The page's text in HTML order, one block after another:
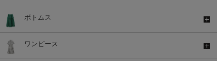
ボトムス
ワンピース